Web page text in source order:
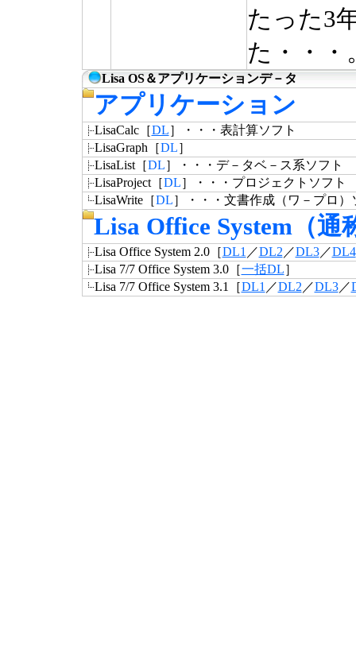
たった3
た・・・
Lisa OS＆アプリケーションデ－タ
アプリケーション
LisaCalc［DL］・・・表計算ソフト
LisaGraph［DL］
LisaList［DL］・・・デ－タベ－ス系ソフト
LisaProject［DL］・・・プロジェクトソフト
LisaWrite［DL］・・・文書作成（ワ－プロ）
Lisa Office System（通
Lisa Office System 2.0［DL1 ／DL2 ／DL3／DL4
Lisa 7/7 Office System 3.0［一括DL］
Lisa 7/7 Office System 3.1［DL1 ／DL2 ／DL3／